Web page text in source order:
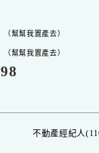
（幫幫我置產去）
（幫幫我置產去）
不動產經紀人